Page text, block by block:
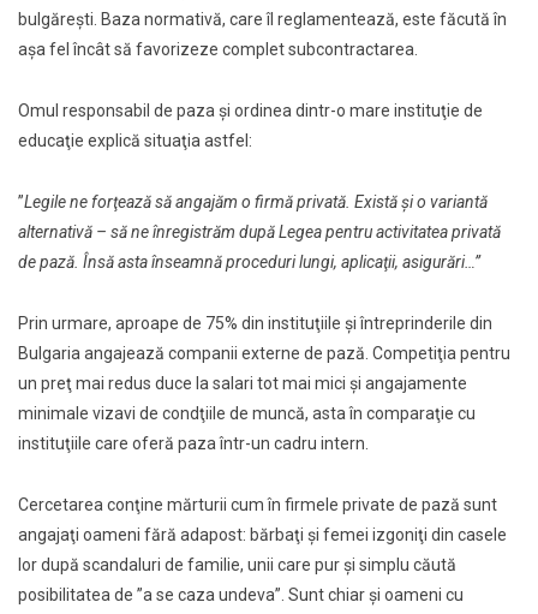
bulgăreşti. Baza normativă, care îl reglamentează, este făcută în
așa fel încât să favorizeze complet subcontractarea.
Omul responsabil de paza şi ordinea dintr-o mare instituţie de
educaţie explică situaţia astfel:
”Legile ne forţează să angajăm o firmă privată. Există şi o variantă
alternativă – să ne înregistrăm după Legea pentru activitatea privată
de pază. Însă asta înseamnă proceduri lungi, aplicaţii, asigurări…”
Prin urmare, aproape de 75% din instituţiile şi întreprinderile din
Bulgaria angajează companii externe de pază. Competiţia pentru
un preţ mai redus duce la salari tot mai mici şi angajamente
minimale vizavi de condţiile de muncă, asta în comparaţie cu
instituţiile care oferă paza într-un cadru intern.
Cercetarea conţine mărturii cum în firmele private de pază sunt
angajaţi oameni fără adapost: bărbaţi şi femei izgoniţi din casele
lor după scandaluri de familie, unii care pur și simplu căută
posibilitatea de ”a se caza undeva”. Sunt chiar și oameni cu